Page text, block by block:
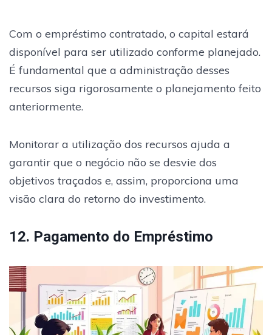
Com o empréstimo contratado, o capital estará
disponível para ser utilizado conforme planejado.
É fundamental que a administração desses
recursos siga rigorosamente o planejamento feito
anteriormente.
Monitorar a utilização dos recursos ajuda a
garantir que o negócio não se desvie dos
objetivos traçados e, assim, proporciona uma
visão clara do retorno do investimento.
12. Pagamento do Empréstimo